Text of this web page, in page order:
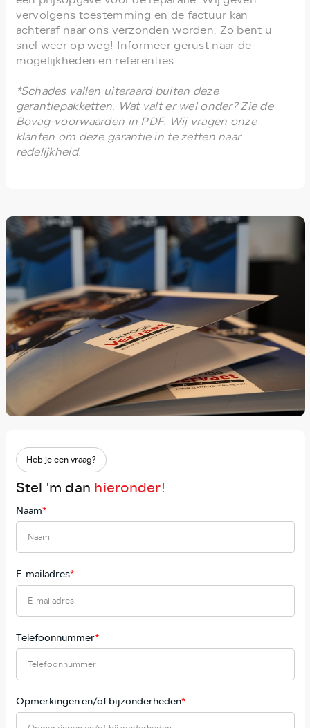
vervolgens toestemming en de factuur kan
achteraf naar ons verzonden worden. Zo bent u
snel weer op weg! Informeer gerust naar de
mogelijkheden en referenties.
*Schades vallen uiteraard buiten deze
garantiepakketten. Wat valt er wel onder? Zie de
Bovag-voorwaarden in PDF. Wij vragen onze
klanten om deze garantie in te zetten naar
redelijkheid.
Heb je een vraag?
Stel 'm dan hieronder!
Naam*
E-mailadres*
Telefoonnummer*
Opmerkingen en/of bijzonderheden*